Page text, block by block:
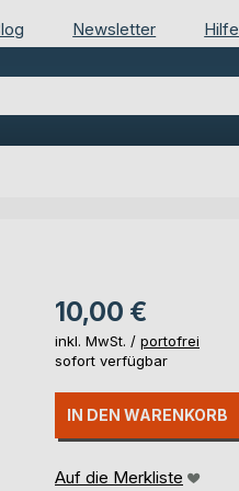
Newsletter Hilfe
10,00 €
inkl. MwSt. / portofrei
sofort verfügbar
IN DEN WARENKORB
Auf die Merkliste